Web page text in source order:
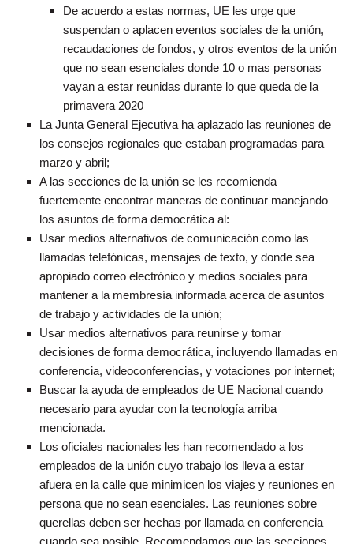
De acuerdo a estas normas, UE les urge que
suspendan o aplacen eventos sociales de la unión,
recaudaciones de fondos, y otros eventos de la unión
que no sean esenciales donde 10 o mas personas
vayan a estar reunidas durante lo que queda de la
primavera 2020
La Junta General Ejecutiva ha aplazado las reuniones de
los consejos regionales que estaban programadas para
marzo y abril;
A las secciones de la unión se les recomienda
fuertemente encontrar maneras de continuar manejando
los asuntos de forma democrática al:
Usar medios alternativos de comunicación como las
llamadas telefónicas, mensajes de texto, y donde sea
apropiado correo electrónico y medios sociales para
mantener a la membresía informada acerca de asuntos
de trabajo y actividades de la unión;
Usar medios alternativos para reunirse y tomar
decisiones de forma democrática, incluyendo llamadas en
conferencia, videoconferencias, y votaciones por internet;
Buscar la ayuda de empleados de UE Nacional cuando
necesario para ayudar con la tecnología arriba
mencionada.
Los oficiales nacionales les han recomendado a los
empleados de la unión cuyo trabajo los lleva a estar
afuera en la calle que minimicen los viajes y reuniones en
persona que no sean esenciales. Las reuniones sobre
querellas deben ser hechas por llamada en conferencia